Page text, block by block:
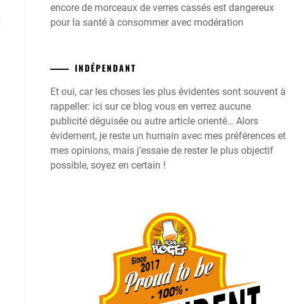
encore de morceaux de verres cassés est dangereux
pour la santé à consommer avec modération
INDÉPENDANT
Et oui, car les choses les plus évidentes sont souvent à
rappeller: ici sur ce blog vous en verrez aucune
publicité déguisée ou autre article orienté… Alors
évidement, je reste un humain avec mes préférences et
mes opinions, mais j’essaie de rester le plus objectif
possible, soyez en certain !